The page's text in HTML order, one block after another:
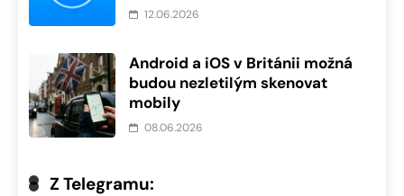
12.06.2026
Android a iOS v Británii možná
budou nezletilým skenovat
mobily
08.06.2026
Z Telegramu: